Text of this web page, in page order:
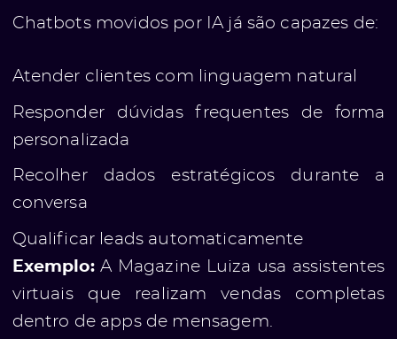
Chatbots movidos por IA já são capazes de:
Atender clientes com linguagem natural
Responder dúvidas frequentes de forma
personalizada
Recolher dados estratégicos durante a
conversa
Qualificar leads automaticamente
Exemplo:A Magazine Luiza usa assistentes
virtuais que realizam vendas completas
dentro de apps de mensagem.